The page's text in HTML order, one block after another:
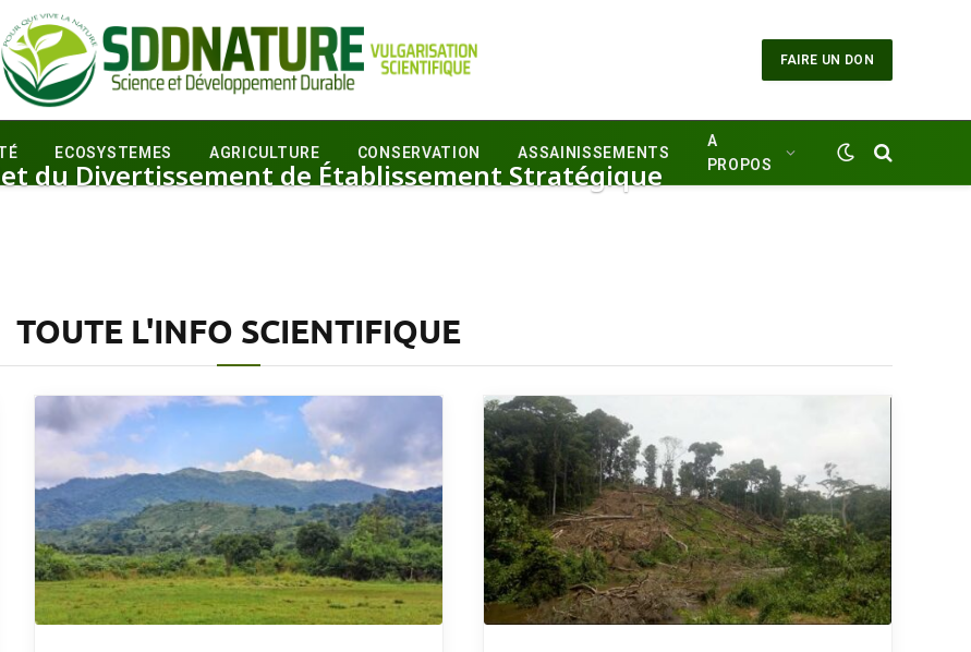
FAIRE UN DON
ECOSYSTEMES AGRICULTURE CONSERVATION ASSAINISSEMENTS
A
PROPOS
du Divertissement de Établissement Stratégique
TOUTE L'INFO SCIENTIFIQUE